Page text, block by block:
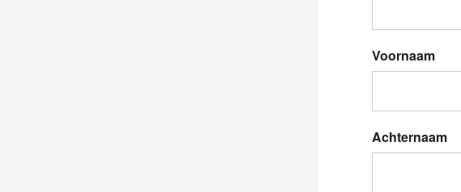
Voornaam
Achternaam